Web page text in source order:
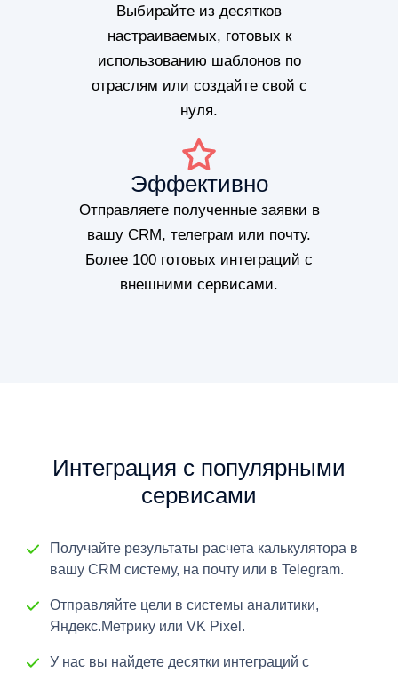
Выбирайте из десятков
настраиваемых, готовых к
использованию шаблонов по
отраслям или создайте свой с
нуля.
Эффективно
Отправляете полученные заявки в
вашу CRM, телеграм или почту.
Более 100 готовых интеграций с
внешними сервисами.
Интеграция с популярными
сервисами
Получайте результаты расчета калькулятора в
вашу CRM систему, на почту или в Telegram.
Отправляйте цели в системы аналитики,
Яндекс.Метрику или VK Pixel.
У нас вы найдете десятки интеграций с